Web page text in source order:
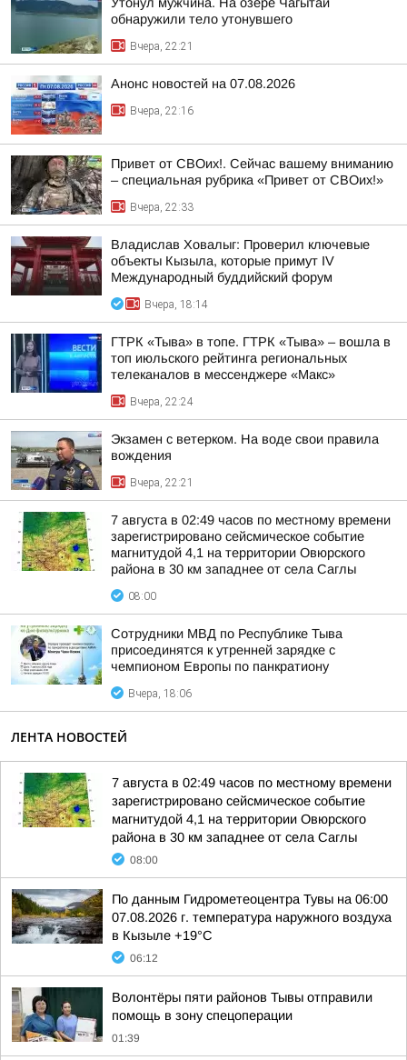
обнаружили тело утонувшего
Вчера, 22:21
Анонс новостей на 07.08.2026
Вчера, 22:16
Привет от СВОих!. Сейчас вашему вниманию
– специальная рубрика «Привет от СВОих!»
Вчера, 22:33
Владислав Ховалыг: Проверил ключевые
объекты Кызыла, которые примут IV
Международный буддийский форум
Вчера, 18:14
ГТРК «Тыва» в топе. ГТРК «Тыва» – вошла в
топ июльского рейтинга региональных
телеканалов в мессенджере «Макс»
Вчера, 22:24
Экзамен с ветерком. На воде свои правила
вождения
Вчера, 22:21
7 августа в 02:49 часов по местному времени
зарегистрировано сейсмическое событие
магнитудой 4,1 на территории Овюрского
района в 30 км западнее от села Саглы
08:00
Сотрудники МВД по Республике Тыва
присоединятся к утренней зарядке с
чемпионом Европы по панкратиону
Вчера, 18:06
ЛЕНТА НОВОСТЕЙ
7 августа в 02:49 часов по местному времени
зарегистрировано сейсмическое событие
магнитудой 4,1 на территории Овюрского
района в 30 км западнее от села Саглы
08:00
По данным Гидрометеоцентра Тувы на 06:00
07.08.2026 г. температура наружного воздуха
в Кызыле +19°С
06:12
Волонтёры пяти районов Тывы отправили
помощь в зону спецоперации
01:39